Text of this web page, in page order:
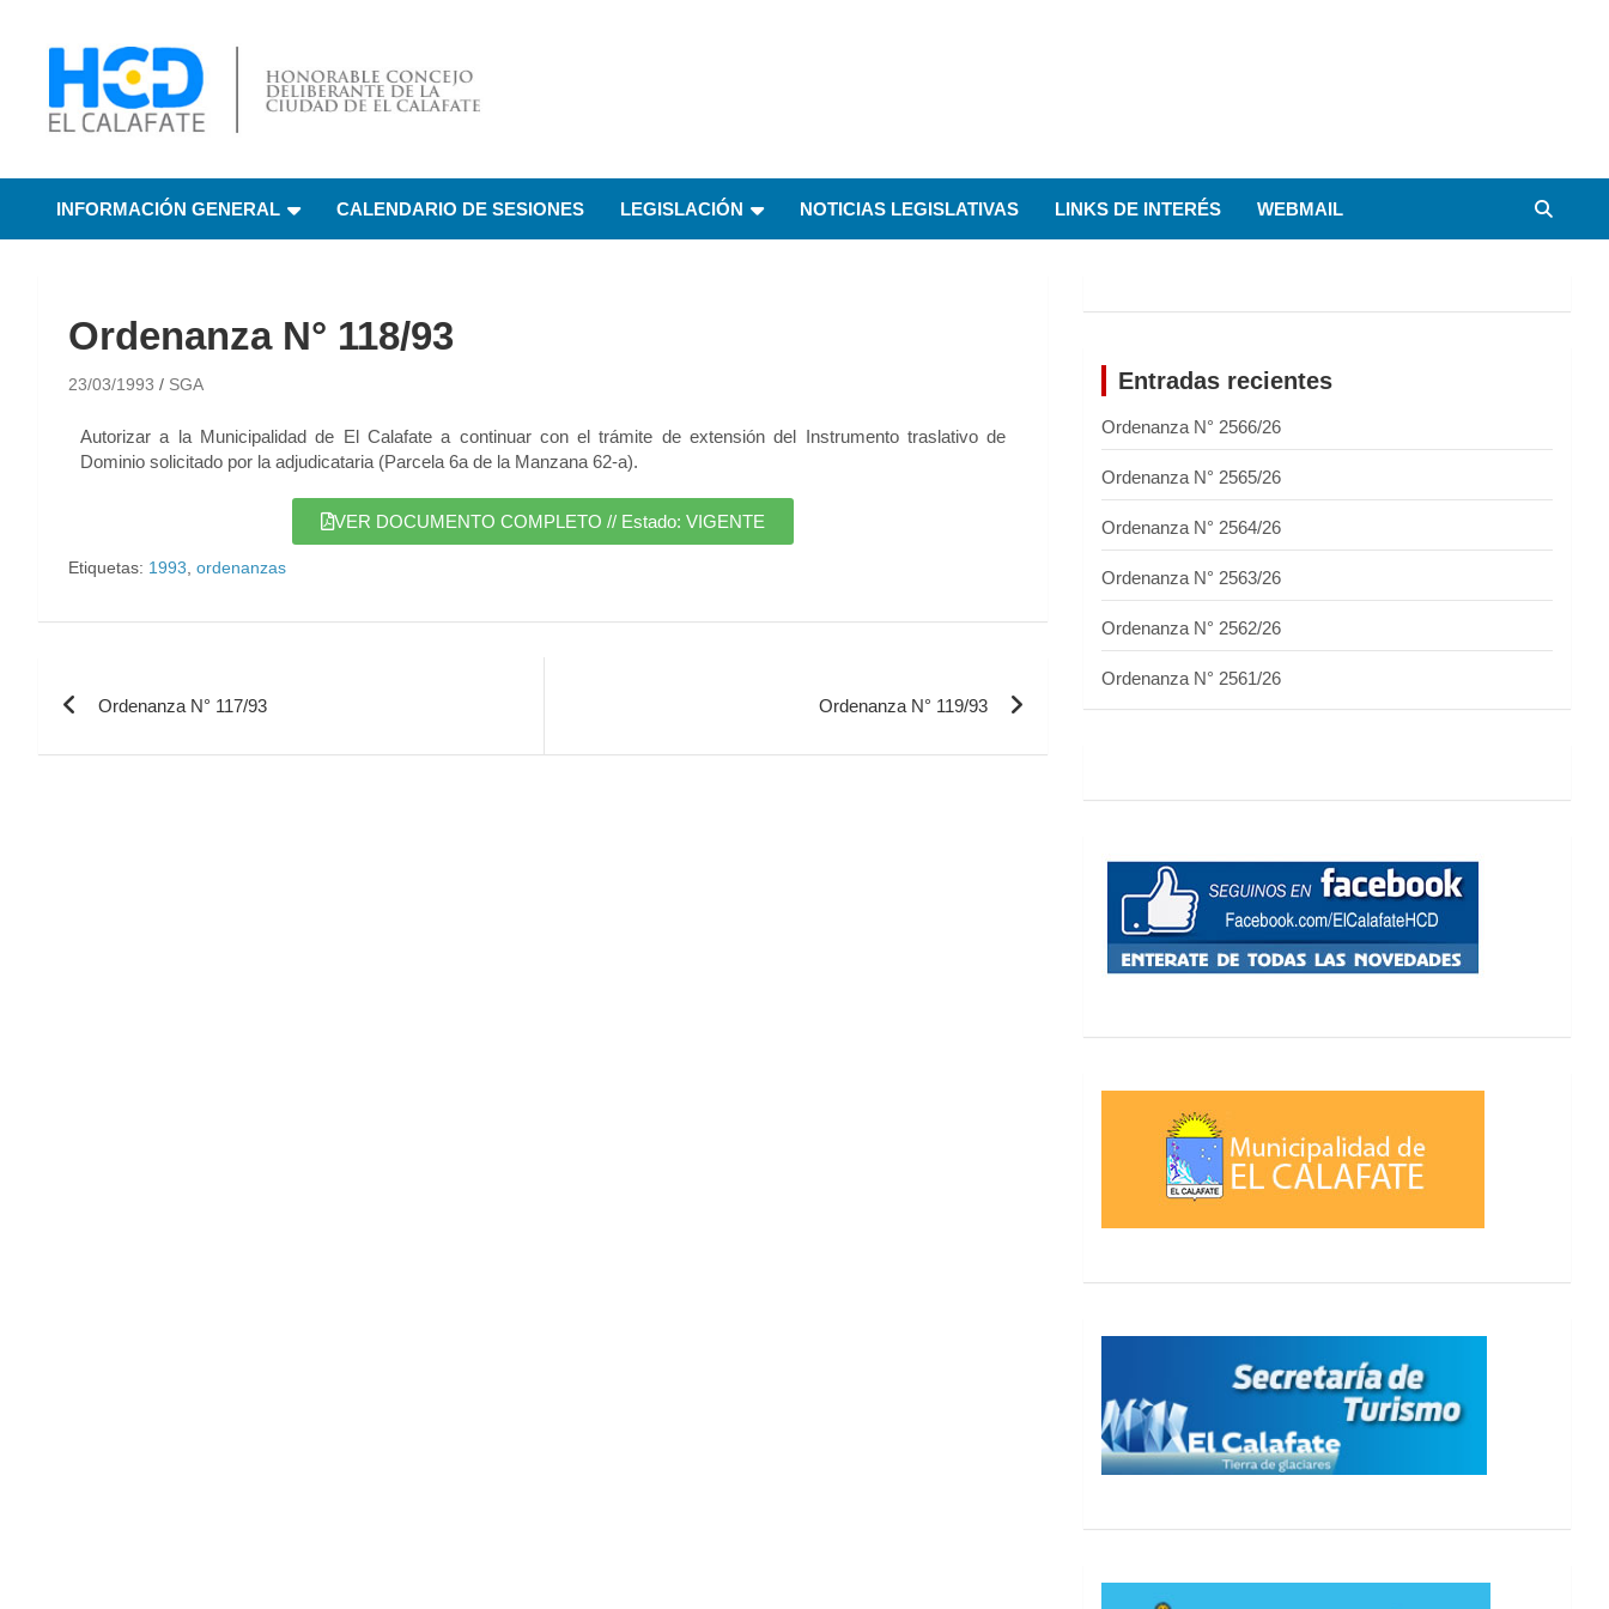
Honorable Concejo
Deliberante de El
INFORMACIÓN GENERAL CALENDARIO DE SESIONES LEGISLACIÓN NOTICIAS LEGISLATIVAS LINKS DE INTERÉS WEBMAIL
Ordenanza N° 118/93
23/03/1993 SGA
Autorizar a la Municipalidad de El Calafate a continuar con el trámite de extensión del Instrumento traslativo de
Dominio solicitado por la adjudicataria (Parcela 6a de la Manzana 62-a).
VER DOCUMENTO COMPLETO // Estado: VIGENTE
Etiquetas: 1993, ordenanzas
Ordenanza N° 117/93 Ordenanza N° 119/93
Entradas recientes
Ordenanza N° 2566/26
Ordenanza N° 2565/26
Ordenanza N° 2564/26
Ordenanza N° 2563/26
Ordenanza N° 2562/26
Ordenanza N° 2561/26